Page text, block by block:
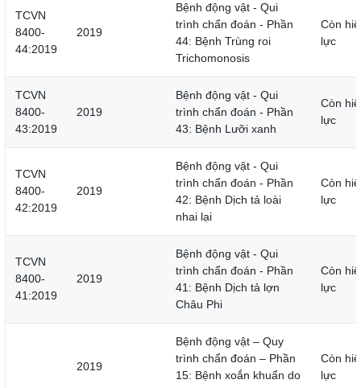
TCVN
8400-
44:2019
2019
Bệnh động vật - Qui
trình chẩn đoán - Phần
44: Bệnh Trùng roi
Trichomonosis
Còn
lực
TCVN
8400-
43:2019
2019
Bệnh động vật - Qui
trình chẩn đoán - Phần
43: Bệnh Lưỡi xanh
Còn
lực
TCVN
8400-
42:2019
2019
Bệnh động vật - Qui
trình chẩn đoán - Phần
42: Bệnh Dịch tả loài
nhai lại
Còn
lực
TCVN
8400-
41:2019
2019
Bệnh động vật - Qui
trình chẩn đoán - Phần
41: Bệnh Dịch tả lợn
Châu Phi
Còn
lực
2019
Bệnh động vật – Quy
trình chẩn đoán – Phần
15: Bệnh xoắn khuẩn do
Còn
lực